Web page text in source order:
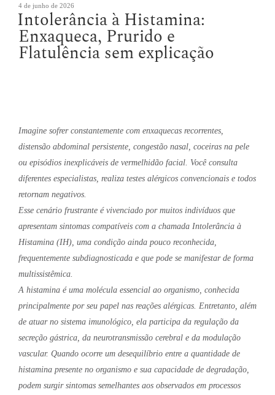
Publicado
em
4 de junho de 2026
Intolerância à Histamina:
Enxaqueca, Prurido e
Flatulência sem explicação
Imagine sofrer constantemente com enxaquecas recorrentes,
distensão abdominal persistente, congestão nasal, coceiras na pele
ou episódios inexplicáveis de vermelhidão facial. Você consulta
diferentes especialistas, realiza testes alérgicos convencionais e todos
retornam negativos.
Esse cenário frustrante é vivenciado por muitos indivíduos que
apresentam sintomas compatíveis com a chamada Intolerância à
Histamina (IH), uma condição ainda pouco reconhecida,
frequentemente subdiagnosticada e que pode se manifestar de forma
multissistêmica.
A histamina é uma molécula essencial ao organismo, conhecida
principalmente por seu papel nas reações alérgicas. Entretanto, além
de atuar no sistema imunológico, ela participa da regulação da
secreção gástrica, da neurotransmissão cerebral e da modulação
vascular. Quando ocorre um desequilíbrio entre a quantidade de
histamina presente no organismo e sua capacidade de degradação,
podem surgir sintomas semelhantes aos observados em processos